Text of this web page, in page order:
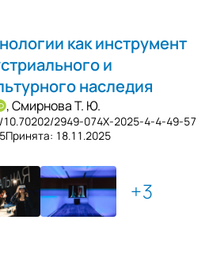
как инструмент
и
наследия
,Смирнова Т. Ю.
10.70202/2949-074X-2025-4-4-49-57
Принята: 18.11.2025
3